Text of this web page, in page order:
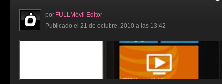
por FULLMóvil Editor
Publicado el 21 de octubre, 2010 a las 13:42